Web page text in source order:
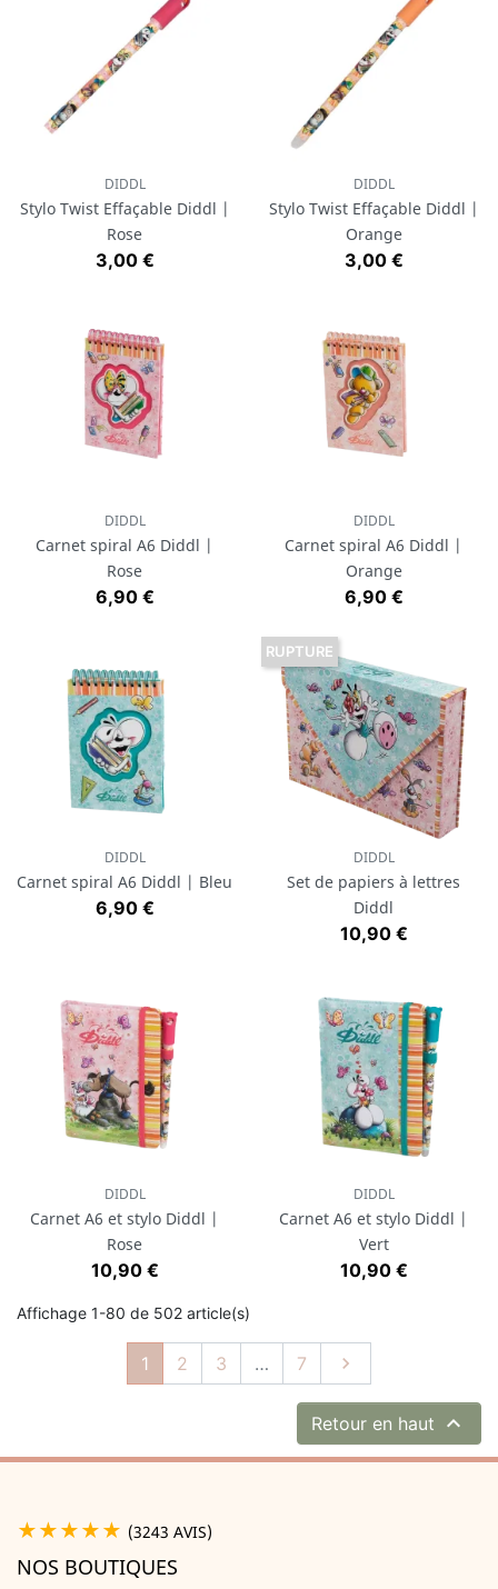
DIDDL
Stylo Twist Effaçable Diddl |
Rose
Prix
3,00 €
DIDDL
Stylo Twist Effaçable Diddl |
Orange
Prix
3,00 €
DIDDL
Carnet spiral A6 Diddl |
Rose
Prix
6,90 €
DIDDL
Carnet spiral A6 Diddl |
Orange
Prix
6,90 €
DIDDL
Carnet spiral A6 Diddl | Bleu
Prix
6,90 €
DIDDL
Set de papiers à lettres
Diddl
Prix
10,90 €
RUPTURE
DIDDL
Carnet A6 et stylo Diddl |
Rose
Prix
10,90 €
DIDDL
Carnet A6 et stylo Diddl |
Vert
Prix
10,90 €
Affichage 1-80 de 502 article(s)
1 2 3 … 7 Suivant

Retour en haut 
★★★★★ (3243 AVIS)
NOS BOUTIQUES